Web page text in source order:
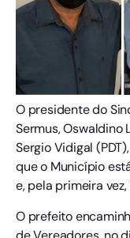
O presidente do
Sermus, Oswaldino
Sergio Vidigal
que o Município
e, pela primeira
O prefeito